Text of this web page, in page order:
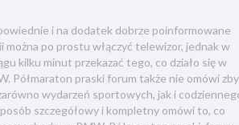
i na dodatek dobrze poinformowane
można po prostu włączyć telewizor, jednak w
kilku minut przekazać tego, co działo się w
Półmaraton praski forum także nie omówi
wydarzeń sportowych, jak i
szczegółowy i kompletny omówi to, co